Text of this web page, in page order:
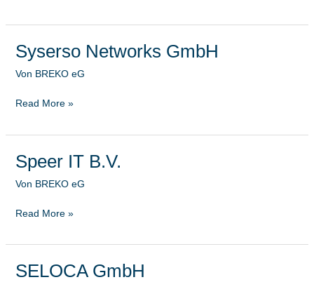
Syserso Networks GmbH
Von BREKO eG
Syserso
Networks
GmbH
Read More »
Speer IT B.V.
Von BREKO eG
Speer
B.V.
Read More »
SELOCA GmbH
SELOCA